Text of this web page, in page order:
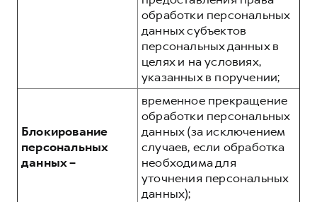
обработки персональных
данных субъектов
персональных данных в
целях и на условиях,
указанных в поручении;
Блокирование
персональных
данных –
временное прекращение
обработки персональных
данных (за исключением
случаев, если обработка
необходима для
уточнения персональных
данных);